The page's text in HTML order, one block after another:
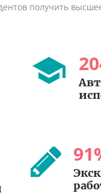
получить
91